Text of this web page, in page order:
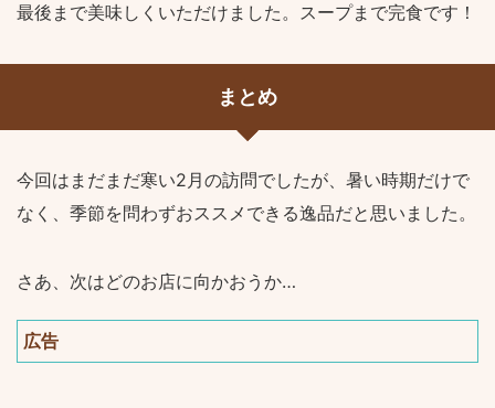
最後まで美味しくいただけました。スープまで完食です！
まとめ
今回はまだまだ寒い2月の訪問でしたが、暑い時期だけで
なく、季節を問わずおススメできる逸品だと思いました。
さあ、次はどのお店に向かおうか…
広告